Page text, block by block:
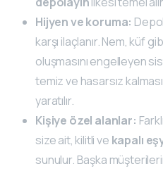
Hijyen ve koruma:
karşı ilaçlanır. Nem, küf
oluşmasını engelleyen
temiz ve hasarsız
yaratılır.
Kişiye özel alanlar:
size ait, kilitli ve kapalı
sunulur. Başka